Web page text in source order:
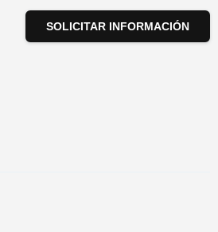
SOLICITAR INFORMACIÓN